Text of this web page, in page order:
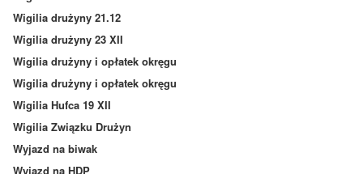
Wigilia drużyny 21.12
Wigilia drużyny 23 XII
Wigilia drużyny i opłatek okręgu
Wigilia drużyny i opłatek okręgu
Wigilia Hufca 19 XII
Wigilia Związku Drużyn
Wyjazd na biwak
Wyjazd na HDP